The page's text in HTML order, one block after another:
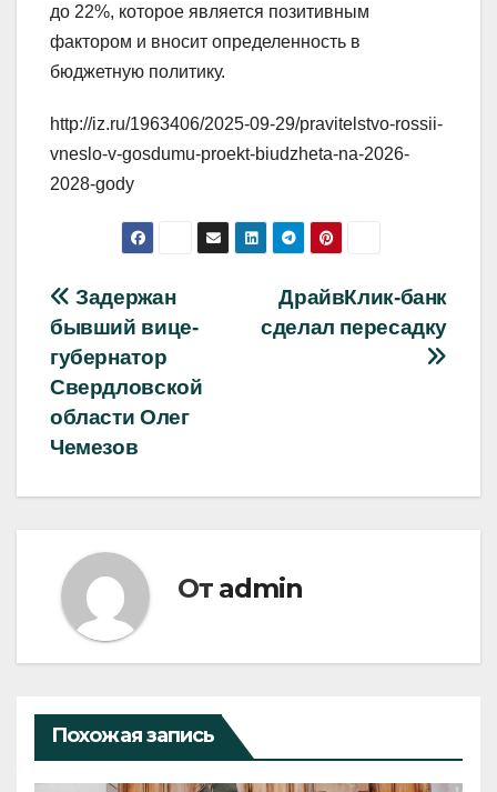
до 22%, которое является позитивным
фактором и вносит определенность в
бюджетную политику.
http://iz.ru/1963406/2025-09-29/pravitelstvo-rossii-
vneslo-v-gosdumu-proekt-biudzheta-na-2026-
2028-gody
Навигация
по
записям
ДрайвКлик-банк
сделал пересадку
Задержан
бывший вице-
губернатор
Свердловской
области Олег
Чемезов
От admin
Похожая запись